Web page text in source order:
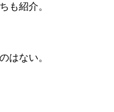
も紹介。
はない。